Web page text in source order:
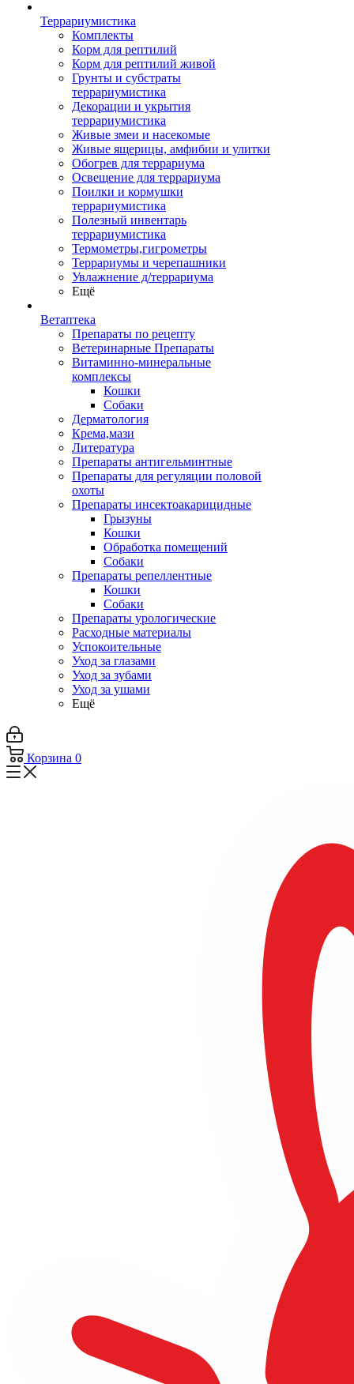
Террариумистика
Комплекты
Корм для рептилий
Корм для рептилий живой
Грунты и субстраты
террариумистика
Декорации и укрытия
террариумистика
Живые змеи и насекомые
Живые ящерицы, амфибии и улитки
Обогрев для террариума
Освещение для террариума
Поилки и кормушки
террариумистика
Полезный инвентарь
террариумистика
Термометры,гигрометры
Террариумы и черепашники
Увлажнение д/террариума
Ещё
Ветаптека
Препараты по рецепту
Ветеринарные Препараты
Витаминно-минеральные
комплексы
Кошки
Собаки
Дерматология
Крема,мази
Литература
Препараты антигельминтные
Препараты для регуляции половой
охоты
Препараты инсектоакарицидные
Грызуны
Кошки
Обработка помещений
Собаки
Препараты репеллентные
Кошки
Собаки
Препараты урологические
Расходные материалы
Успокоительные
Уход за глазами
Уход за зубами
Уход за ушами
Ещё
Корзина 0